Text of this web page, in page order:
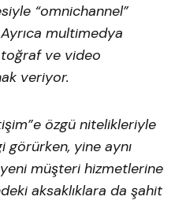
“omnichannel”
multimedya
ve video
veriyor.
özgü nitelikleriyle
görürken, yine aynı
müşteri hizmetlerine
aksaklıklara da şahit